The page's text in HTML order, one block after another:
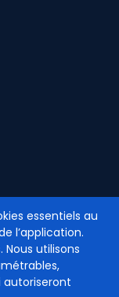
essentiels au
l’application.
utilisons
autoriseront